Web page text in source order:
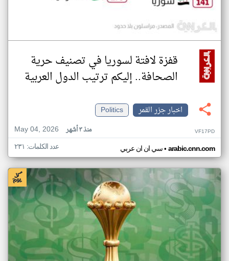
قفزة لافتة لسوريا في تصنيف حرية
الصحافة.. إليكم ترتيب الدول العربية
اخبار جزر القمر
Politics
May 04, 2026
منذ ٣ أشهر VF17PD
سي ان ان عربي• arabic.cnn.com عدد الكلمات: ٢٣١